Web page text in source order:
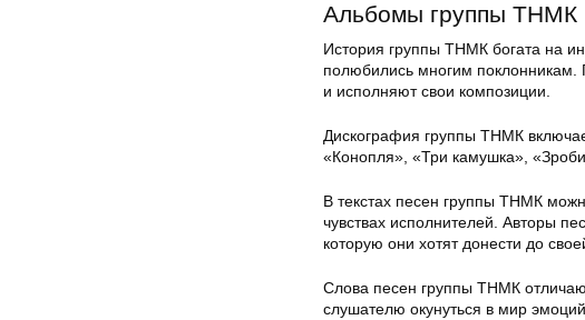
Альбомы группы ТНМК
История группы ТНМК богата на
полюбились многим поклонникам.
и исполняют свои композиции.
Дискография группы ТНМК
«Конопля», «Три камушка»,
В текстах песен группы ТНМК
чувствах исполнителей. Авторы
которую они хотят донести до
Слова песен группы ТНМК
слушателю окунуться в мир